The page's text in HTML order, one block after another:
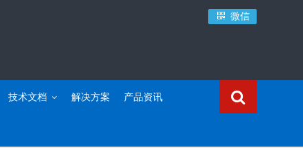
微信
技术文档 解决方案 产品资讯